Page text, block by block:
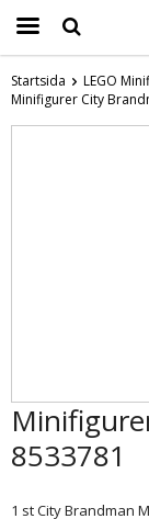
Startsida LEGO
Minifigurer City
8533781
1 st City Brandman